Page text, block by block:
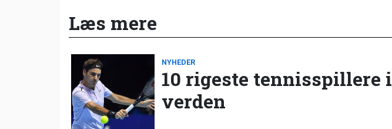
Læs mere
NYHEDER
10 rigeste tennisspillere i
verden